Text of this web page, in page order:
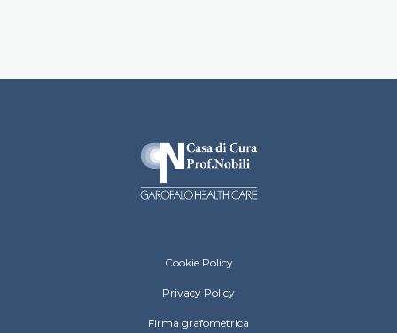
Casa di Cura Prof. Nobili footer menu
Cookie Policy
Privacy Policy
Firma grafometrica